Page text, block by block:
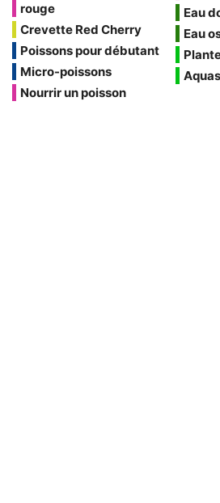
rouge
Crevette Red Cherry
Poissons pour débutant
Micro-poissons
Nourrir un poisson
Eau
Eau